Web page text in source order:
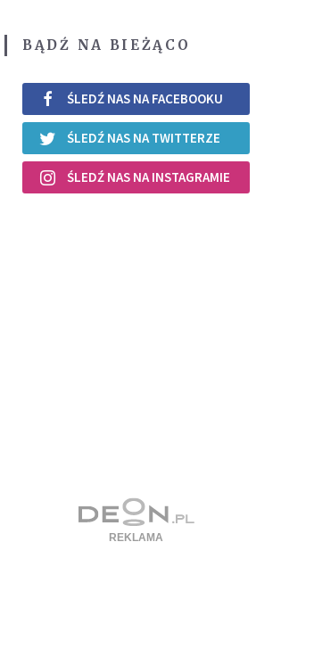
BĄDŹ NA BIEŻĄCO
ŚLEDŹ NAS NA FACEBOOKU
ŚLEDŹ NAS NA TWITTERZE
ŚLEDŹ NAS NA INSTAGRAMIE